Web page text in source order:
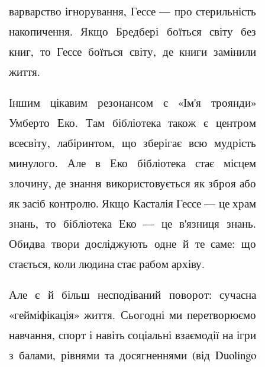
варварство ігнорування, Гессе — про стерильність
накопичення. Якщо Бредбері боїться світу без
книг, то Гессе боїться світу, де книги замінили
життя.
Іншим цікавим резонансом є «Ім'я троянди»
Умберто Еко. Там бібліотека також є центром
всесвіту, лабіринтом, що зберігає всю мудрість
минулого. Але в Еко бібліотека стає місцем
злочину, де знання використовується як зброя або
як засіб контролю. Якщо Касталія Гессе — це храм
знань, то бібліотека Еко — це в'язниця знань.
Обидва твори досліджують одне й те саме: що
стається, коли людина стає рабом архіву.
Але є й більш несподіваний поворот: сучасна
«гейміфікація» життя. Сьогодні ми перетворюємо
навчання, спорт і навіть соціальні взаємодії на ігри
з балами, рівнями та досягненнями (від Duolingo